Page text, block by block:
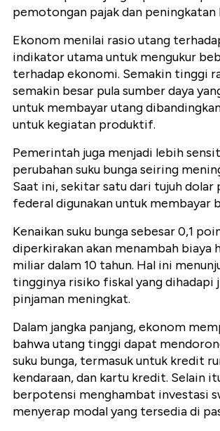
pemotongan pajak dan peningkatan
Ekonom menilai rasio utang
indikator utama untuk mengukur
terhadap ekonomi. Semakin tinggi
semakin besar pula sumber daya
untuk membayar utang
untuk kegiatan produktif.
Pemerintah juga menjadi lebih
perubahan suku bunga seiring
Saat ini, sekitar satu dari tujuh dolar
federal digunakan untuk membayar
Kenaikan suku bunga sebesar 0,1
diperkirakan akan menambah biaya
miliar dalam 10 tahun. Hal ini
tingginya risiko fiskal yang dihadapi
pinjaman meningkat.
Dalam jangka panjang, ekonom
bahwa utang tinggi dapat
suku bunga, termasuk untuk kredit
kendaraan, dan kartu kredit. Selain
berpotensi menghambat investasi
menyerap modal yang tersedia di